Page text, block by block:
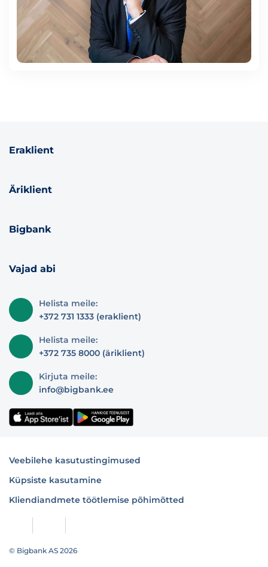
Eraklient
Äriklient
Bigbank
Vajad abi
Helista meile:
+372 731 1333 (eraklient)
Helista meile:
+372 735 8000 (äriklient)
Kirjuta meile:
info@bigbank.ee
Veebilehe kasutustingimused
Küpsiste kasutamine
Kliendiandmete töötlemise põhimõtted
© Bigbank AS 2026